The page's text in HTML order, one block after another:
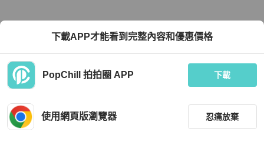
下載APP才能看到完整內容和優惠價格
PopChill 拍拍圈 APP 下載
使用網頁版瀏覽器 忍痛放棄